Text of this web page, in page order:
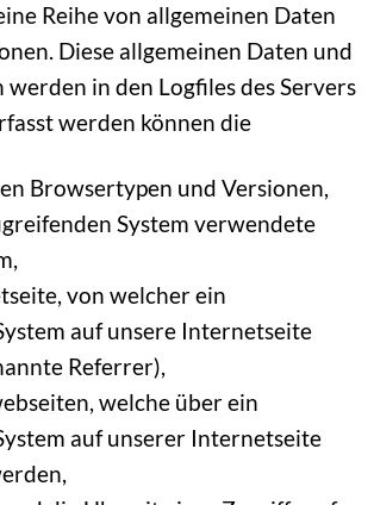
Reihe von allgemeinen Daten
Diese allgemeinen Daten und
in den Logfiles des Servers
werden können die
Browsertypen und Versionen,
System verwendete
von welcher ein
auf unsere Internetseite
Referrer),
welche über ein
auf unserer Internetseite